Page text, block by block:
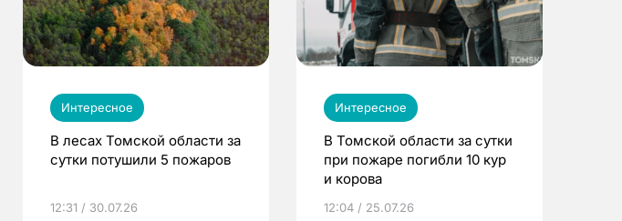
Интересное
В лесах Томской области за
сутки потушили 5 пожаров
12:31 / 30.07.26
Интересное
В Томской области за сутки
при пожаре погибли 10 кур
и корова
12:04 / 25.07.26